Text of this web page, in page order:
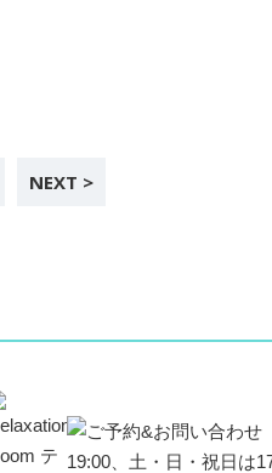
NEXT >